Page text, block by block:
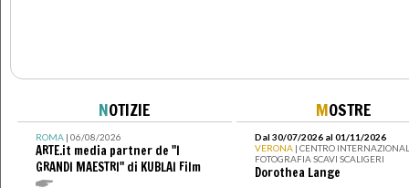
NOTIZIE
ROMA| 06/08/2026
ARTE.it media partner de "I
GRANDI MAESTRI" di KUBLAI Film
MOSTRE
Dal 30/07/2026 al 01/11/2026
VERONA | CENTRO
FOTOGRAFIA SCAVI SCALIGERI
Dorothea Lange